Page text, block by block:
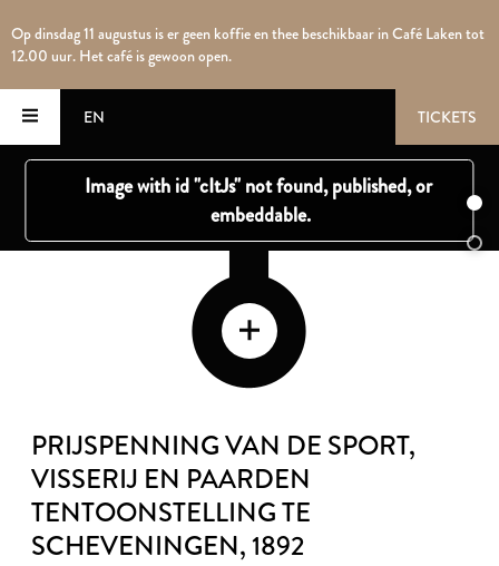
Op dinsdag 11 augustus is er geen koffie en thee beschikbaar in Café Laken tot
12.00 uur. Het café is gewoon open.
EN TICKETS
PRIJSPENNING VAN DE SPORT,
VISSERIJ EN PAARDEN
TENTOONSTELLING TE
SCHEVENINGEN, 1892